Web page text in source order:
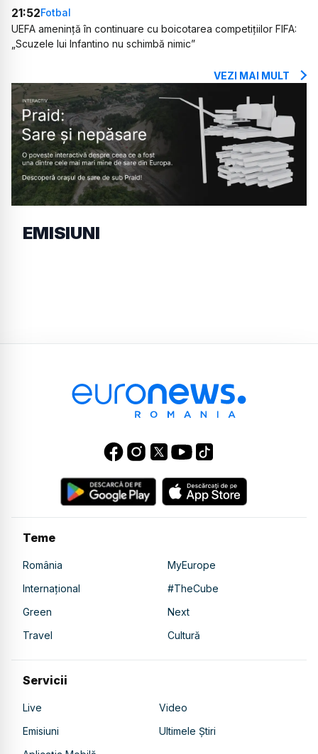
21:52Fotbal
UEFA amenință în continuare cu boicotarea competițiilor FIFA:
„Scuzele lui Infantino nu schimbă nimic”
VEZI MAI MULT
EMISIUNI
Teme
România
MyEurope
Internațional
#TheCube
Green
Next
Travel
Cultură
Servicii
Live
Video
Emisiuni
Ultimele Știri